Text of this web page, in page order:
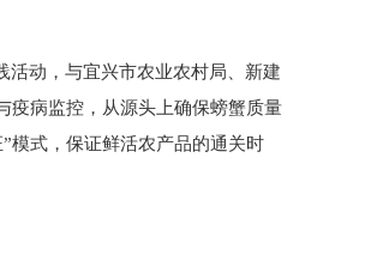
动，与宜兴市农业农村局、新建
疫病监控，从源头上确保螃蟹质量
模式，保证鲜活农产品的通关时